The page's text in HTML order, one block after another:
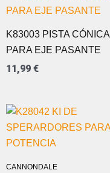
K83003 PISTA CÓNICA
PARA EJE PASANTE
11,99 €
CANNONDALE